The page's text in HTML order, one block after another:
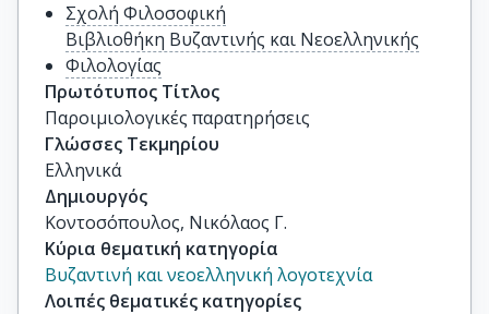
Σχολή Φιλοσοφική
Βιβλιοθήκη Βυζαντινής και Νεοελληνικής
Φιλολογίας
Πρωτότυπος Τίτλος
Παροιμιολογικές παρατηρήσεις
Γλώσσες Τεκμηρίου
Ελληνικά
Δημιουργός
Κοντοσόπουλος, Νικόλαος Γ.
Κύρια θεματική κατηγορία
Βυζαντινή και νεοελληνική λογοτεχνία
Λοιπές θεματικές κατηγορίες